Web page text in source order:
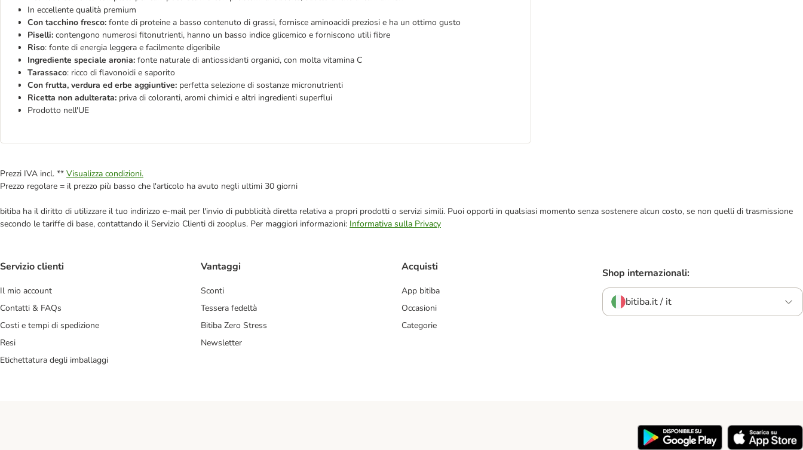
In eccellente qualità premium
Con tacchino fresco: fonte di proteine a basso contenuto di grassi, fornisce aminoacidi preziosi e ha un ottimo gusto
Piselli: contengono numerosi fitonutrienti, hanno un basso indice glicemico e forniscono utili fibre
Riso: fonte di energia leggera e facilmente digeribile
Ingrediente speciale aronia: fonte naturale di antiossidanti organici, con molta vitamina C
Tarassaco: ricco di flavonoidi e saporito
Con frutta, verdura ed erbe aggiuntive: perfetta selezione di sostanze micronutrienti
Ricetta non adulterata: priva di coloranti, aromi chimici e altri ingredienti superflui
Prodotto nell'UE
Prezzi IVA incl. ** Visualizza condizioni.
Prezzo regolare = il prezzo più basso che l'articolo ha avuto negli ultimi 30 giorni
bitiba ha il diritto di utilizzare il tuo indirizzo e-mail per l'invio di pubblicità diretta relativa a propri prodotti o servizi simili. Puoi opporti in qualsiasi momento senza sostenere alcun costo, se non quelli di trasmissione
secondo le tariffe di base, contattando il Servizio Clienti di zooplus. Per maggiori informazioni: Informativa sulla Privacy
Servizio clienti
Il mio account
Contatti & FAQs
Costi e tempi di spedizione
Resi
Etichettatura degli imballaggi
Vantaggi
Sconti
Tessera fedeltà
Bitiba Zero Stress
Newsletter
Acquisti
App bitiba
Occasioni
Categorie
Shop internazionali:
bitiba.it / it